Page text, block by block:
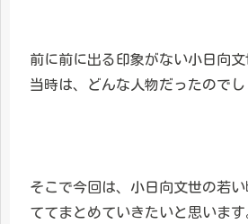
前に前に出る印象がない小日向
当時は、どんな人物だったのでし
そこで今回は、小日向文世の若
ててまとめていきたいと思います